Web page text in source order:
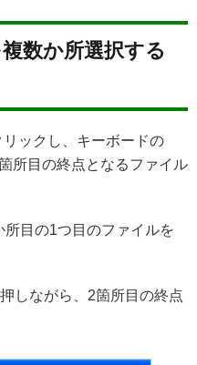
数か所選択する
ックし、キーボードの
所目の終点となるファイル
目の1つ目のファイルを
しながら、2箇所目の終点